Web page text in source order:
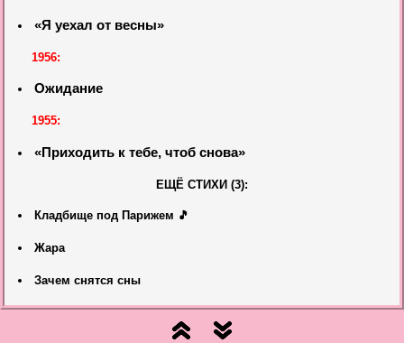
«Я уехал от весны»
1956:
Ожидание
1955:
«Приходить к тебе, чтоб снова»
ЕЩЁ СТИХИ (3):
Кладбище под Парижем 🎵
Жара
Зачем снятся сны